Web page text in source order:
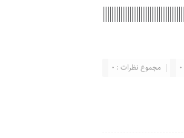
مجموع نظرات : 0